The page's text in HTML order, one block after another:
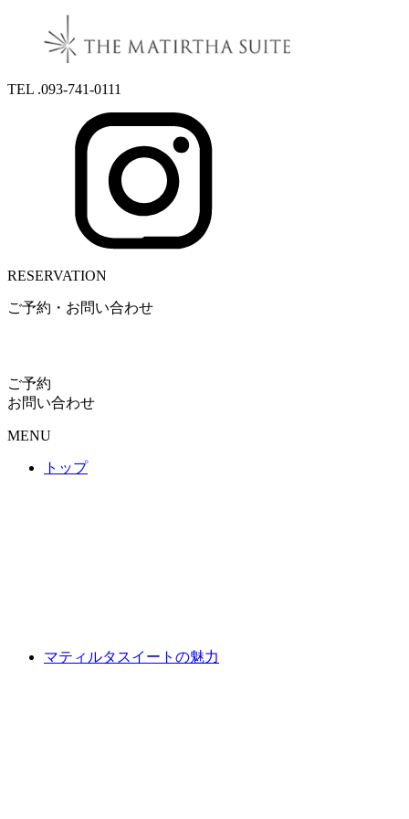
TEL .093-741-0111
RESERVATION
ご予約・お問い合わせ
ご予約
お問い合わせ
MENU
トップ
マティルタスイートの魅力